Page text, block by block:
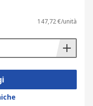
147,72 €/unità